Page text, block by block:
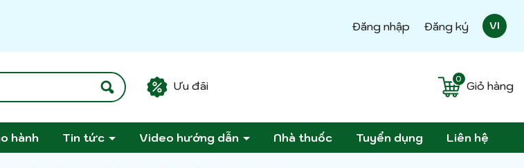
Đăng nhập Đăng ký VI
Ưu đãi Giỏ hàng
0
hành Tin tức Video hướng dẫn Nhà thuốc Tuyển dụng Liên hệ